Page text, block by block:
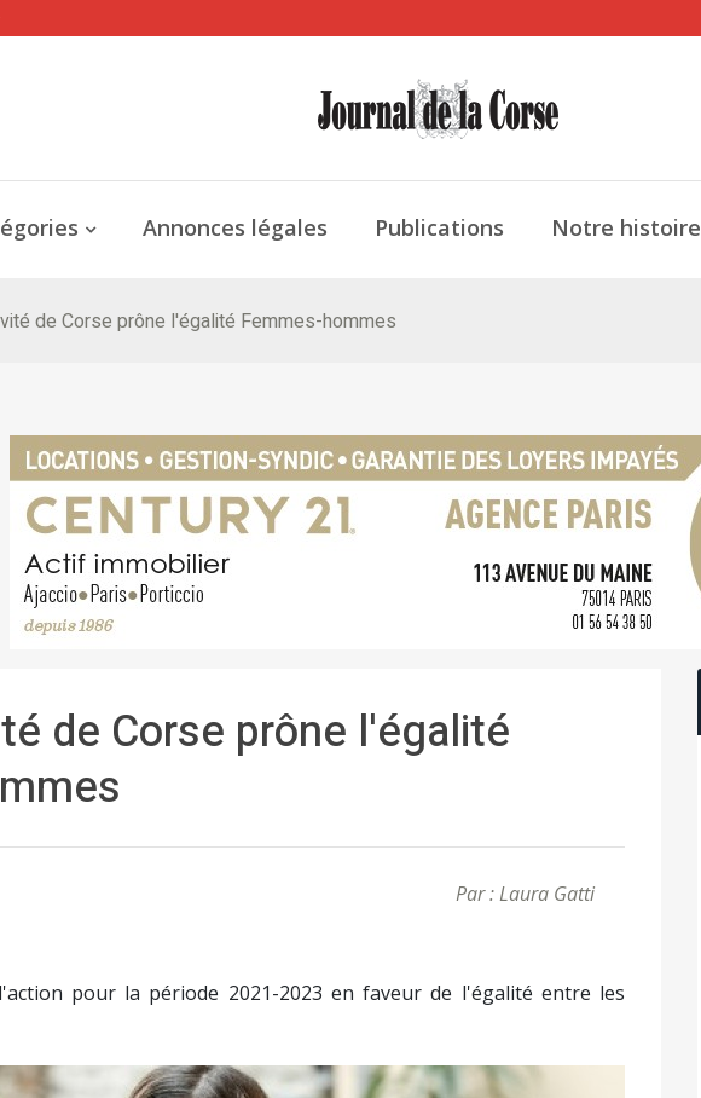
Annonces légales Publications Notre histoire
de Corse prône l'égalité Femmes-hommes
de Corse prône l'égalité
Par : Laura Gatti
pour la période 2021-2023 en faveur de l'égalité entre les